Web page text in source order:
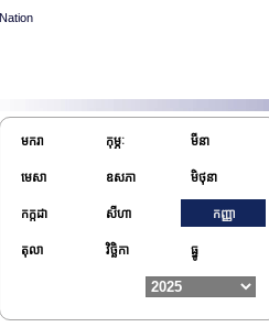
មករា កុម្ភៈ មីនា
មេសា ឧសភា មិថុនា
កក្កដា សីហា កញ្ញា
តុលា វិច្ឆិកា ធ្នូ
នៃសាធារណរដ្ឋកូរ៉េ
ព្រះរាជសារផ្ញើជូន ឯកឧត្តមបណ្ឌិត FRANK-WALTER
STEINMEIER ប្រធានាធិបតីនៃសាធារណរដ្ឋសហព័ន្ធអាល្លឺម៉ង់
DOUMBOUYA ប្រធានាធិបតីនៃសាធារណរដ្ឋហ្គីណេ
ព្រះរាជសារផ្ញើជូន ឯកឧត្តម BOLA AHMED ADEKUNLE
TINUBU ប្រធានាធិបតីនៃសាធារណរដ្ឋសហព័ន្ធនីហ្សេរីយ៉ា
ព្រះរាជសារផ្ញើជូន ឯកឧត្តម NIKOS